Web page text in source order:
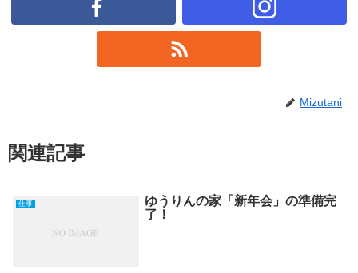
Mizutani
関連記事
仕事
ゆうりんの家「新年会」の準備完
了！